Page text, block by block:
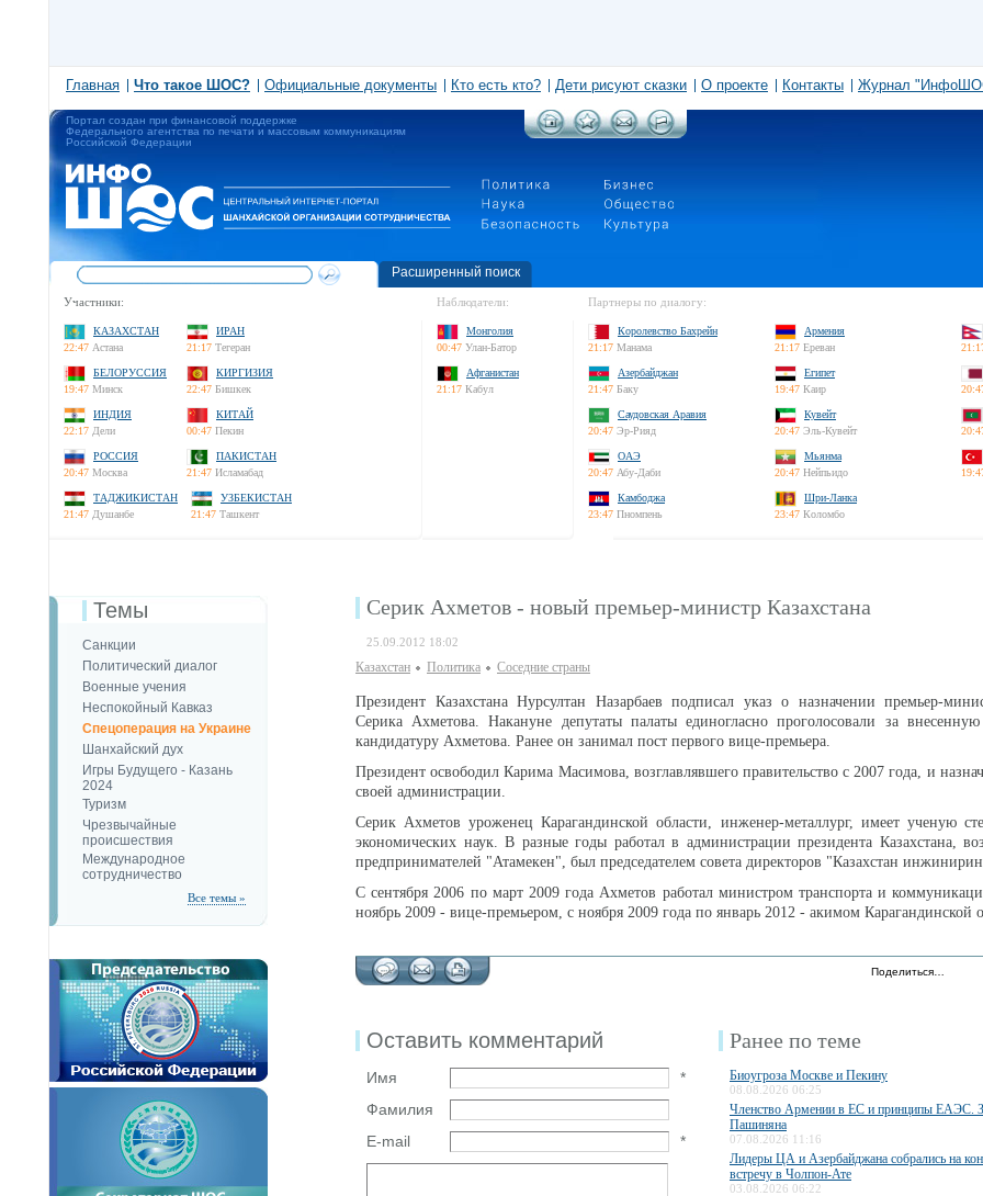
Главная Что такое ШОС? Официальные документы Кто есть кто? Дети рисуют сказки О проекте Контакты Журнал
Портал создан при финансовой поддержке
Федерального агентства по печати и массовым коммуникациям
Российской Федерации
Расширенный поиск
Участники:
КАЗАХСТАН
22:47 Астана
ИРАН
21:17 Тегеран
БЕЛОРУССИЯ
19:47 Минск
КИРГИЗИЯ
22:47 Бишкек
ИНДИЯ
22:17 Дели
КИТАЙ
00:47 Пекин
РОССИЯ
20:47 Москва
ПАКИСТАН
21:47 Исламабад
ТАДЖИКИСТАН
21:47 Душанбе
УЗБЕКИСТАН
21:47 Ташкент
Наблюдатели:
Монголия
00:47 Улан-Батор
Афганистан
21:17 Кабул
Партнеры по диалогу:
Королевство Бахрейн
21:17 Манама
Армения
21:17 Ереван
Азербайджан
21:47 Баку
Египет
19:47 Каир
Саудовская Аравия
20:47 Эр-Рияд
Кувейт
20:47 Эль-Кувейт
ОАЭ
20:47 Абу-Даби
Мьянма
20:47 Нейпьидо
Камбоджа
23:47 Пномпень
Шри-Ланка
23:47 Коломбо
Темы
Санкции
Политический диалог
Военные учения
Неспокойный Кавказ
Спецоперация на Украине
Шанхайский дух
Игры Будущего - Казань
2024
Туризм
Чрезвычайные
происшествия
Международное
сотрудничество
Все темы »
Серик Ахметов - новый премьер-министр Казахстана
25.09.2012 18:02
Казахстан Политика Соседние страны
Президент Казахстана Нурсултан Назарбаев подписал указ о назначении премьер-
Серика Ахметова. Накануне депутаты палаты единогласно проголосовали за
кандидатуру Ахметова. Ранее он занимал пост первого вице-премьера.
Президент освободил Карима Масимова, возглавлявшего правительство с 2007 года, и
своей администрации.
Серик Ахметов уроженец Карагандинской области, инженер-металлург, имеет ученую
экономических наук. В разные годы работал в администрации президента Казахстана,
предпринимателей "Атамекен", был председателем совета директоров "Казахстан
С сентября 2006 по март 2009 года Ахметов работал министром транспорта и
ноябрь 2009 - вице-премьером, с ноября 2009 года по январь 2012 - акимом Карагандинской
Поделиться…
Оставить комментарий
Имя
*
Фамилия
E-mail
*
Ранее по теме
Биоугроза Москве и Пекину
08.08.2026 06:25
Членство Армении в ЕС и принципы ЕАЭС.
Пашиняна
07.08.2026 11:16
Лидеры ЦА и Азербайджана собрались на
встречу в Чолпон-Ате
03.08.2026 06:22